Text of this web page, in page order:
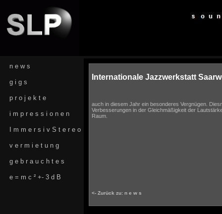
n e w s
g i g s
p r o j e k t e
i m p r e s s i o n e n
I m m e r s i v S t e r e o
v e r m i e t u n g
g e b r a u c h t e s
e = m c ² +- 3 d B
Internationale Jazzwerkstatt
auch in diesem Jahr ein besonderes Vergnügen.
Verbesserungen in der Gleichmäßigkeit der
Raum.
<- Zurück zu: n e w s